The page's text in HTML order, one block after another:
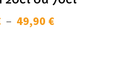
– 49,90 €Plage